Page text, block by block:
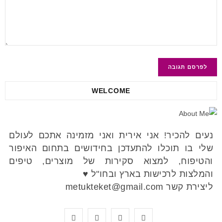
WELCOME
נעים להכיר! אני אירית ואני מזמינה אתכם לעולם
שלי בו תוכלו להתעדכן בחידושים בתחום האיפור
והטיפוח, למצוא סקירות של מוצרים, טיפים
והמלצות לרכישות בארץ ובחו"ל ♥
ליצירת קשר metukteket@gmail.com